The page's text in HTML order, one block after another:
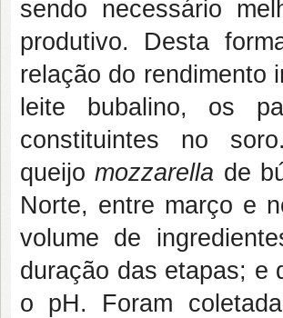
sendo necessário
produtivo. Desta
relação do rendimento
leite bubalino, os
constituintes no
queijomozzarella de
Norte, entre março e
volume de
duração das etapas; e
o pH. Foram